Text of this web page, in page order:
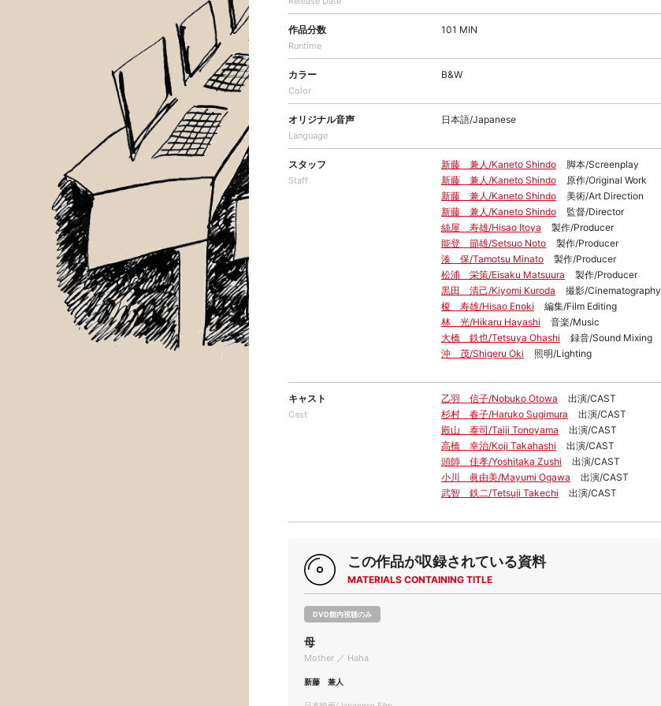
作品分数
Runtime
101 MIN
カラー
Color
B&W
オリジナル音声
Language
日本語/Japanese
スタッフ
Staff
新藤 兼人/Kaneto Shindo
脚本/Screenplay
新藤 兼人/Kaneto Shindo
原作/Original Work
新藤 兼人/Kaneto Shindo
美術/Art Direction
新藤 兼人/Kaneto Shindo
監督/Director
絲屋 寿雄/Hisao Itoya
製作/Producer
能登 節雄/Setsuo Noto
製作/Producer
湊 保/Tamotsu Minato
製作/Producer
松浦 栄策/Eisaku Matsuura
製作/Producer
黒田 清己/Kiyomi Kuroda
撮影/Cinematography
榎 寿雄/Hisao Enoki
編集/Film Editing
林 光/Hikaru Hayashi
音楽/Music
大橋 鉄也/Tetsuya Ohashi
録音/Sound Mixing
沖 茂/Shigeru Oki
照明/Lighting
キャスト
Cast
乙羽 信子/Nobuko Otowa
出演/CAST
杉村 春子/Haruko Sugimura
出演/CAST
殿山 泰司/Taiji Tonoyama
出演/CAST
高橋 幸治/Koji Takahashi
出演/CAST
頭師 佳孝/Yoshitaka Zushi
出演/CAST
小川 眞由美/Mayumi Ogawa
出演/CAST
武智 鉄二/Tetsuji Takechi
出演/CAST
この作品が収録されている資料
MATERIALS CONTAINING TITLE
DVD館内視聴のみ
母
Mother ／ Haha
新藤 兼人